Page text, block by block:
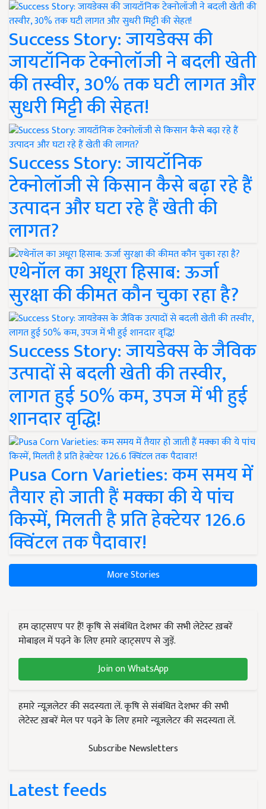
Success Story: जायडेक्स की
जायटॉनिक टेक्नोलॉजी ने बदली खेती
की तस्वीर, 30% तक घटी लागत और
सुधरी मिट्टी की सेहत!
Success Story: जायटॉनिक
टेक्नोलॉजी से किसान कैसे बढ़ा रहे हैं
उत्पादन और घटा रहे हैं खेती की
लागत?
एथेनॉल का अधूरा हिसाब: ऊर्जा
सुरक्षा की कीमत कौन चुका रहा है?
Success Story: जायडेक्स के जैविक
उत्पादों से बदली खेती की तस्वीर,
लागत हुई 50% कम, उपज में भी हुई
शानदार वृद्धि!
Pusa Corn Varieties: कम समय में
तैयार हो जाती हैं मक्का की ये पांच
किस्में, मिलती है प्रति हेक्टेयर 126.6
क्विंटल तक पैदावार!
More Stories
हम व्हाट्सएप पर हैं! कृषि से संबंधित देशभर की सभी लेटेस्ट ख़बरें
मोबाइल में पढ़ने के लिए हमारे व्हाट्सएप से जुड़ें.
Join on WhatsApp
हमारे न्यूज़लेटर की सदस्यता लें. कृषि से संबंधित देशभर की सभी
लेटेस्ट ख़बरें मेल पर पढ़ने के लिए हमारे न्यूज़लेटर की सदस्यता लें.
Subscribe Newsletters
Latest feeds